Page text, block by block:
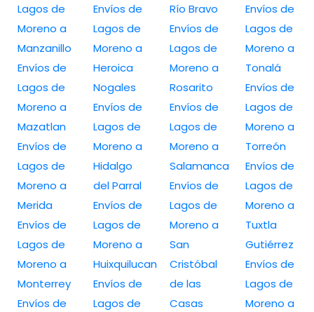
Lagos de
Moreno a
Manzanillo
Envíos de
Lagos de
Moreno a
Mazatlan
Envíos de
Lagos de
Moreno a
Merida
Envíos de
Lagos de
Moreno a
Monterrey
Envíos de
Envíos de
Lagos de
Moreno a
Heroica
Nogales
Envíos de
Lagos de
Moreno a
Hidalgo
del Parral
Envíos de
Lagos de
Moreno a
Huixquilucan
Envíos de
Lagos de
Río Bravo
Envíos de
Lagos de
Moreno a
Rosarito
Envíos de
Lagos de
Moreno a
Salamanca
Envíos de
Lagos de
Moreno a
San
Cristóbal
de las
Casas
Envíos de
Lagos de
Moreno a
Tonalá
Envíos de
Lagos de
Moreno a
Torreón
Envíos de
Lagos de
Moreno a
Tuxtla
Gutiérrez
Envíos de
Lagos de
Moreno a